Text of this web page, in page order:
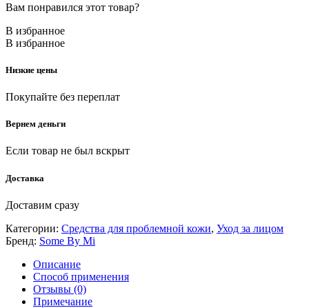
Вам понравился этот товар?
В избранное
В избранное
Низкие цены
Покупайте без переплат
Вернем деньги
Если товар не был вскрыт
Доставка
Доставим сразу
Категории: Средства для проблемной кожи, Уход за лицом
Бренд: Some By Mi
Описание
Способ применения
Отзывы (0)
Примечание